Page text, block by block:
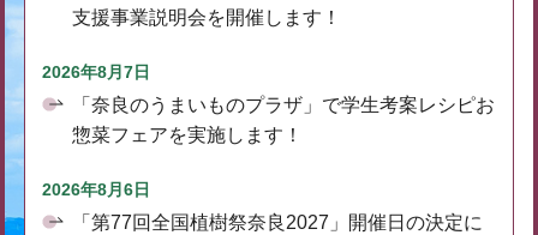
支援事業説明会を開催します！
2026年8月7日
「奈良のうまいものプラザ」で学生考案レシピお
惣菜フェアを実施します！
2026年8月6日
「第77回全国植樹祭奈良2027」開催日の決定に